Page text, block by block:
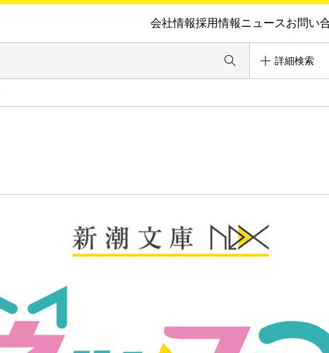
会社情報採用情報ニュースお問い
詳細検索